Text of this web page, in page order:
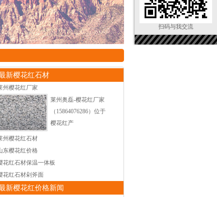
新樱花红石材
州樱花红厂家
莱州奥磊-樱花红厂家
（15864076286）位于
樱花红产
州樱花红石材
东樱花红价格
花红石材保温一体板
花红石材剁斧面
新樱花红价格新闻
扫码与我交流